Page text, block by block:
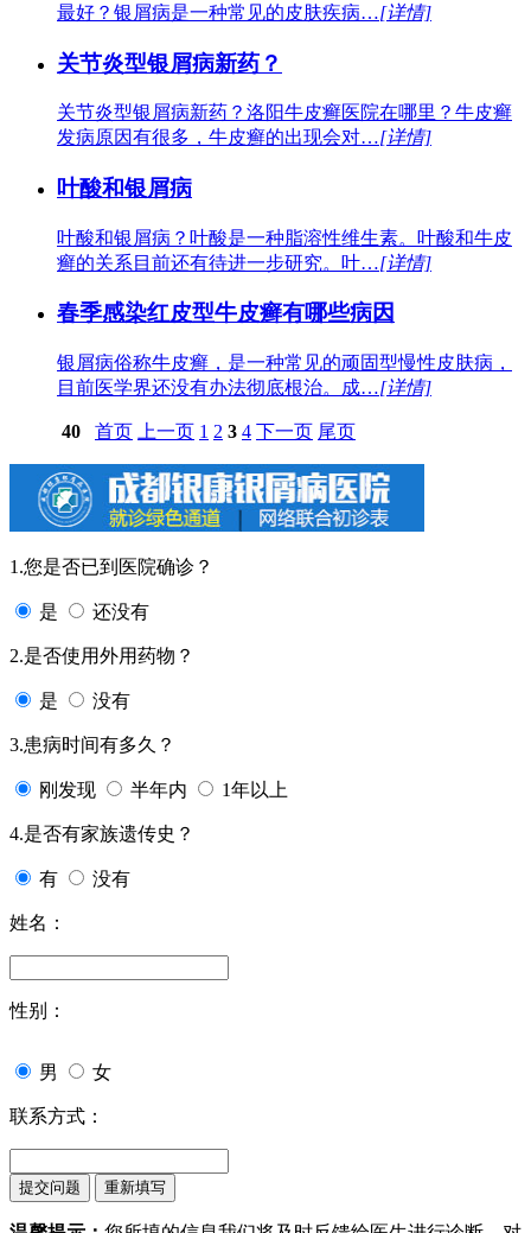
最好？银屑病是一种常见的皮肤疾病…[详情]
关节炎型银屑病新药？
关节炎型银屑病新药？洛阳牛皮癣医院在哪里？牛皮癣
发病原因有很多，牛皮癣的出现会对…[详情]
叶酸和银屑病
叶酸和银屑病？叶酸是一种脂溶性维生素。叶酸和牛皮
癣的关系目前还有待进一步研究。叶…[详情]
春季感染红皮型牛皮癣有哪些病因
银屑病俗称牛皮癣，是一种常见的顽固型慢性皮肤病，
目前医学界还没有办法彻底根治。成…[详情]
40 首页 上一页 1 2 3 4 下一页 尾页
1.您是否已到医院确诊？
是 还没有
2.是否使用外用药物？
是 没有
3.患病时间有多久？
刚发现 半年内 1年以上
4.是否有家族遗传史？
有 没有
姓名：
性别：
男 女
联系方式：